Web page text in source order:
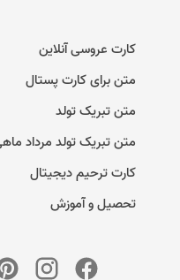
کارت عروسی آنلاین
متن برای کارت پستال
متن تبریک تولد
متن تبریک تولد مرداد
کارت ترحیم دیجیتال
تحصیل و آموزش